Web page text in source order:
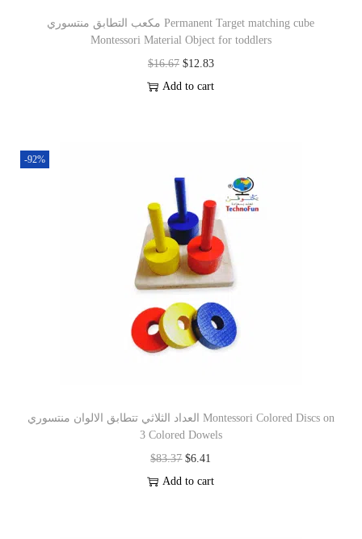
مكعب التطابق منتسوري Permanent Target matching cube
Montessori Material Object for toddlers
$16.67 $12.83
Add to cart
-92%
العداد الثلاثي تتطابق الالوان منتسوري Montessori Colored Discs on
3 Colored Dowels
$83.37 $6.41
Add to cart